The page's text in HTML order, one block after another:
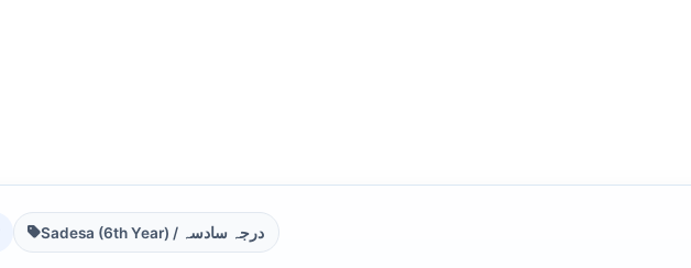
Sadesa (6th Year) / درجہ سادسہ